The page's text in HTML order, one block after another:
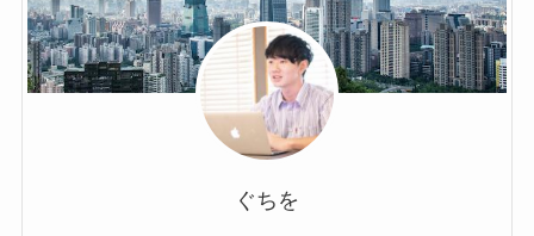
ぐちを